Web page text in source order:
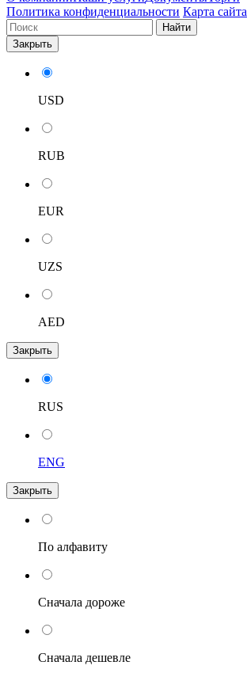
Политика конфиденциальности Карта сайта
Найти
Закрыть
USD
RUB
EUR
UZS
AED
Закрыть
RUS
ENG
Закрыть
По алфавиту
Сначала дороже
Сначала дешевле